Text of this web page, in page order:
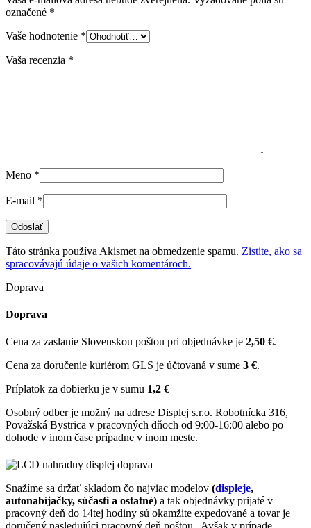
označené *
Vaše hodnotenie *
Vaša recenzia *
Meno *
E-mail *
Táto stránka používa Akismet na obmedzenie spamu. Zistite, ako sa
spracovávajú údaje o vašich komentároch.
Doprava
Doprava
Cena za zaslanie Slovenskou poštou pri objednávke je 2,50 €.
Cena za doručenie kuriérom GLS je účtovaná v sume 3 €.
Príplatok za dobierku je v sumu 1,2 €
Osobný odber je možný na adrese Displej s.r.o. Robotnícka 316,
Považská Bystrica v pracovných dňoch od 9:00-16:00 alebo po
dohode v inom čase prípadne v inom meste.
Snažíme sa držať skladom čo najviac modelov (displeje,
autonabíjačky, súčasti a ostatné) a tak objednávky prijaté v
pracovný deň do 14tej hodiny sú okamžite expedované a tovar je